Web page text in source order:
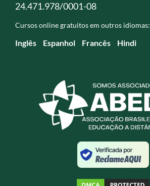
24.471.978/0001-08
Cursos online gratuitos em outros idiomas:
Inglês Espanhol Francês Hindi